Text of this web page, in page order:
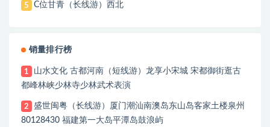
5 C位甘青（长线游）西北
销量排行榜
1
山水文化 古都河南（短线游）龙享小宋城 宋都御街逛古
都峰林峡少林寺少林武术表演
2
盛世闽粤（长线游）厦门潮汕南澳岛东山岛客家土楼泉州
80128430 福建第一大岛平潭岛鼓浪屿